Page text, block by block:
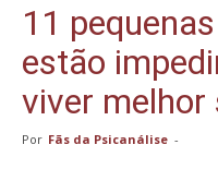
11
estão
viver melhor
Por Fãs da Psicanálise -